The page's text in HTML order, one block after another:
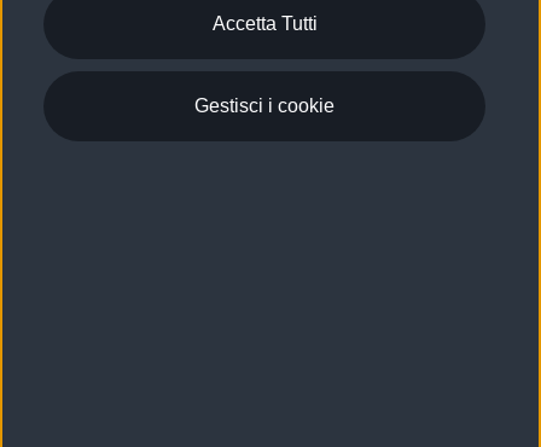
acquisto.
Accetta Tutti
Gestisci i cookie